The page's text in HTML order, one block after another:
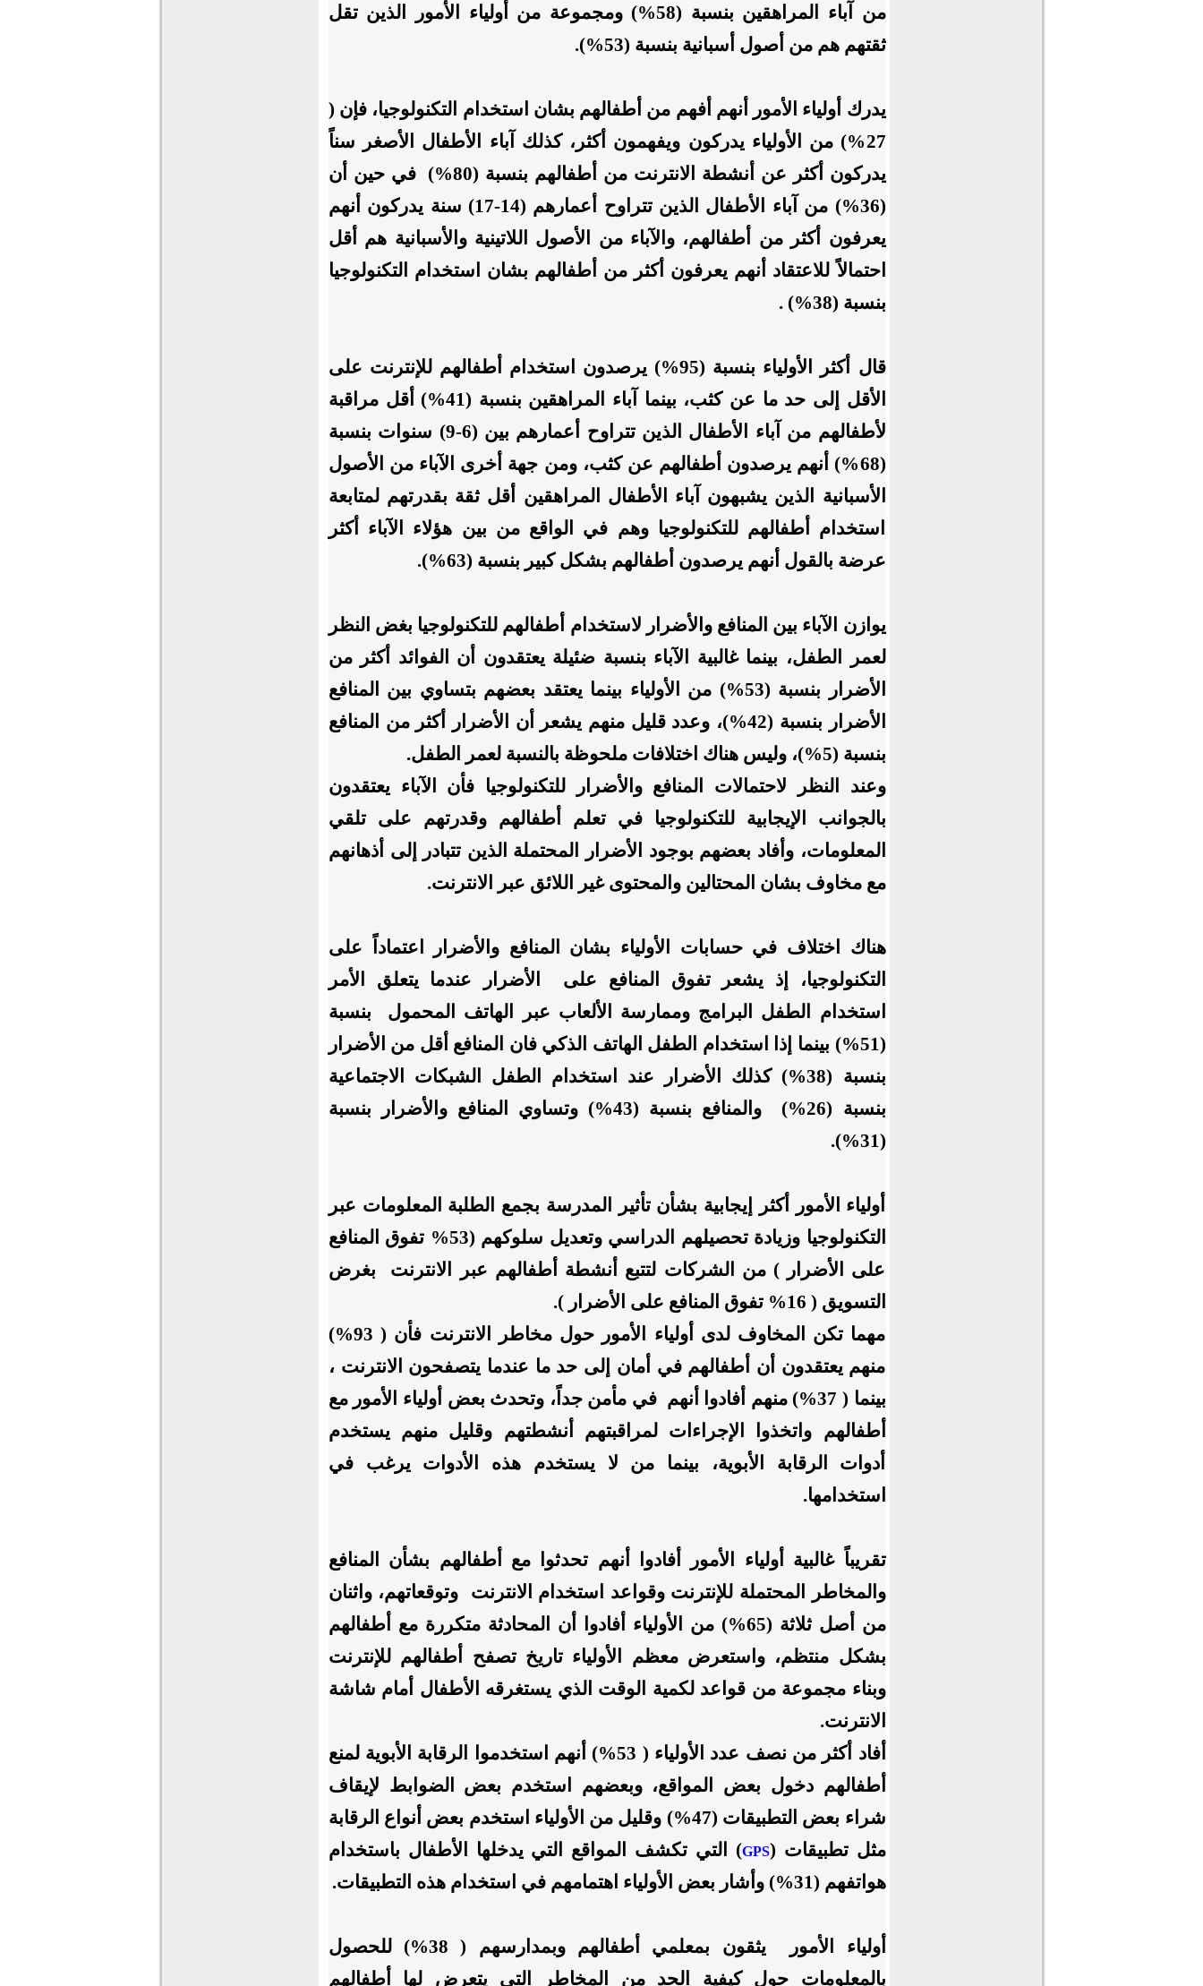
من آباء المراهقين بنسبة (58%) ومجموعة من أولياء الأمور الذين تقل
ثقتهم هم من أصول أسبانية بنسبة (53%).
يدرك أولياء الأمور أنهم أفهم من أطفالهم بشان استخدام التكنولوجيا، فإن (
27%) من الأولياء يدركون ويفهمون أكثر، كذلك آباء الأطفال الأصغر سناً
يدركون أكثر عن أنشطة الانترنت من أطفالهم بنسبة (80%) في حين أن
(36%) من آباء الأطفال الذين تتراوح أعمارهم (14-17) سنة يدركون أنهم
يعرفون أكثر من أطفالهم، والآباء من الأصول اللاتينية والأسبانية هم أقل
احتمالاً للاعتقاد أنهم يعرفون أكثر من أطفالهم بشان استخدام التكنولوجيا
بنسبة (38%) .
قال أكثر الأولياء بنسبة (95%) يرصدون استخدام أطفالهم للإنترنت على
الأقل إلى حد ما عن كثب، بينما آباء المراهقين بنسبة (41%) أقل مراقبة
لأطفالهم من آباء الأطفال الذين تتراوح أعمارهم بين (6-9) سنوات بنسبة
(68%) أنهم يرصدون أطفالهم عن كثب، ومن جهة أخرى الآباء من الأصول
الأسبانية الذين يشبهون آباء الأطفال المراهقين أقل ثقة بقدرتهم لمتابعة
استخدام أطفالهم للتكنولوجيا وهم في الواقع من بين هؤلاء الآباء أكثر
عرضة بالقول أنهم يرصدون أطفالهم بشكل كبير بنسبة (63%).
يوازن الآباء بين المنافع والأضرار لاستخدام أطفالهم للتكنولوجيا بغض النظر
لعمر الطفل، بينما غالبية الآباء بنسبة ضئيلة يعتقدون أن الفوائد أكثر من
الأضرار بنسبة (53%) من الأولياء بينما يعتقد بعضهم بتساوي بين المنافع
الأضرار بنسبة (42%)، وعدد قليل منهم يشعر أن الأضرار أكثر من المنافع
بنسبة (5%)، وليس هناك اختلافات ملحوظة بالنسبة لعمر الطفل.
وعند النظر لاحتمالات المنافع والأضرار للتكنولوجيا فأن الآباء يعتقدون
بالجوانب الإيجابية للتكنولوجيا في تعلم أطفالهم وقدرتهم على تلقي
المعلومات، وأفاد بعضهم بوجود الأضرار المحتملة الذين تتبادر إلى أذهانهم
مع مخاوف بشان المحتالين والمحتوى غير اللائق عبر الانترنت.
هناك اختلاف في حسابات الأولياء بشان المنافع والأضرار اعتماداً على
التكنولوجيا، إذ يشعر تفوق المنافع على الأضرار عندما يتعلق الأمر
استخدام الطفل البرامج وممارسة الألعاب عبر الهاتف المحمول بنسبة
(51%) بينما إذا استخدام الطفل الهاتف الذكي فان المنافع أقل من الأضرار
بنسبة (38%) كذلك الأضرار عند استخدام الطفل الشبكات الاجتماعية
بنسبة (26%) والمنافع بنسبة (43%) وتساوي المنافع والأضرار بنسبة
(31%).
أولياء الأمور أكثر إيجابية بشأن تأثير المدرسة بجمع الطلبة المعلومات عبر
التكنولوجيا وزيادة تحصيلهم الدراسي وتعديل سلوكهم (53% تفوق المنافع
على الأضرار ) من الشركات لتتبع أنشطة أطفالهم عبر الانترنت بغرض
التسويق ( 16% تفوق المنافع على الأضرار ).
مهما تكن المخاوف لدى أولياء الأمور حول مخاطر الانترنت فأن ( 93%)
منهم يعتقدون أن أطفالهم في أمان إلى حد ما عندما يتصفحون الانترنت ،
بينما ( 37%) منهم أفادوا أنهم في مأمن جداً، وتحدث بعض أولياء الأمور مع
أطفالهم واتخذوا الإجراءات لمراقبتهم أنشطتهم وقليل منهم يستخدم
أدوات الرقابة الأبوية، بينما من لا يستخدم هذه الأدوات يرغب في
استخدامها.
تقريباً غالبية أولياء الأمور أفادوا أنهم تحدثوا مع أطفالهم بشأن المنافع
والمخاطر المحتملة للإنترنت وقواعد استخدام الانترنت وتوقعاتهم، واثنان
من أصل ثلاثة (65%) من الأولياء أفادوا أن المحادثة متكررة مع أطفالهم
بشكل منتظم، واستعرض معظم الأولياء تاريخ تصفح أطفالهم للإنترنت
وبناء مجموعة من قواعد لكمية الوقت الذي يستغرقه الأطفال أمام شاشة
الانترنت.
أفاد أكثر من نصف عدد الأولياء ( 53%) أنهم استخدموا الرقابة الأبوية لمنع
أطفالهم دخول بعض المواقع، وبعضهم استخدم بعض الضوابط لإيقاف
شراء بعض التطبيقات (47%) وقليل من الأولياء استخدم بعض أنواع الرقابة
مثل تطبيقات (GPS) التي تكشف المواقع التي يدخلها الأطفال باستخدام
هواتفهم (31%) وأشار بعض الأولياء اهتمامهم في استخدام هذه التطبيقات.
أولياء الأمور يثقون بمعلمي أطفالهم وبمدارسهم ( 38%) للحصول
بالمعلومات حول كيفية الحد من المخاطر التي يتعرض لها أطفالهم